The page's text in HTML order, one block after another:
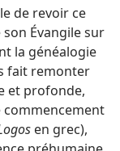
de revoir ce
Évangile sur
la généalogie
fait remonter
et profonde,
commencement
en grec),